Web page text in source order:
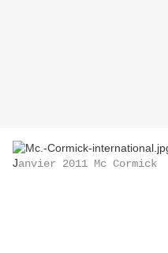
Janvier 2011 Mc Cormick